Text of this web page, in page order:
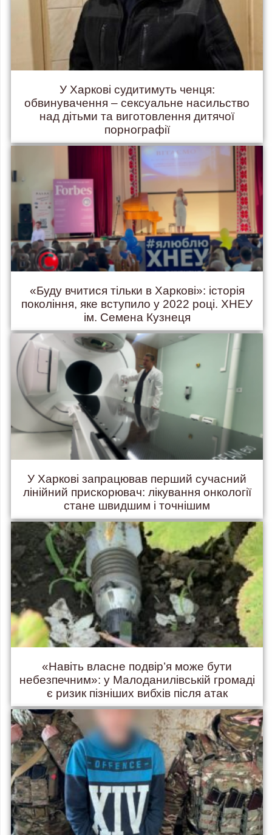
У Харкові судитимуть ченця:
обвинувачення – сексуальне насильство
над дітьми та виготовлення дитячої
порнографії
«Буду вчитися тільки в Харкові»: історія
покоління, яке вступило у 2022 році. ХНЕУ
ім. Семена Кузнеця
У Харкові запрацював перший сучасний
лінійний прискорювач: лікування онкології
стане швидшим і точнішим
«Навіть власне подвір’я може бути
небезпечним»: у Малоданилівській громаді
є ризик пізніших вибхів після атак